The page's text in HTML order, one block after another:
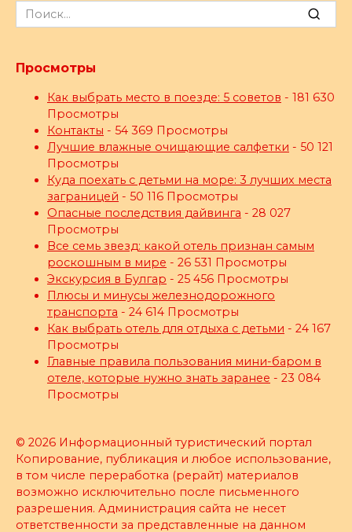
Search
for:
Просмотры
Как выбрать место в поезде: 5 советов - 181 630
Просмотры
Контакты - 54 369 Просмотры
Лучшие влажные очищающие салфетки - 50 121
Просмотры
Куда поехать с детьми на море: 3 лучших места
заграницей - 50 116 Просмотры
Опасные последствия дайвинга - 28 027
Просмотры
Все семь звезд: какой отель признан самым
роскошным в мире - 26 531 Просмотры
Экскурсия в Булгар - 25 456 Просмотры
Плюсы и минусы железнодорожного
транспорта - 24 614 Просмотры
Как выбрать отель для отдыха с детьми - 24 167
Просмотры
Главные правила пользования мини-баром в
отеле, которые нужно знать заранее - 23 084
Просмотры
© 2026 Информационный туристический портал
Копирование, публикация и любое использование,
в том числе переработка (рерайт) материалов
возможно исключительно после письменного
разрешения. Администрация сайта не несет
ответственности за представленные на данном